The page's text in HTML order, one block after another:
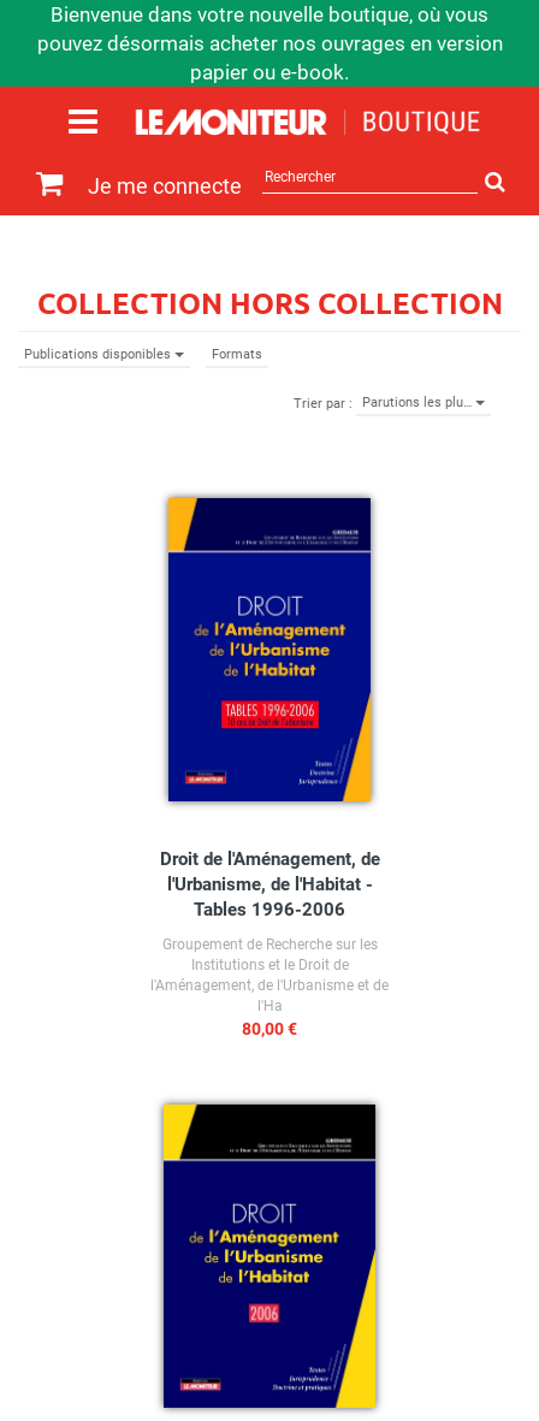
Bienvenue dans votre nouvelle boutique, où vous
pouvez désormais acheter nos ouvrages en version
papier ou e-book.
Je me connecte
sur
le
COLLECTION HORS COLLECTION
Publications disponibles Formats
Trier par : Parutions les plu…
Droit de l'Aménagement, de
l'Urbanisme, de l'Habitat -
Tables 1996-2006
Groupement de Recherche sur les
Institutions et le Droit de
l'Aménagement, de l'Urbanisme et de
l'Ha
80,00 €